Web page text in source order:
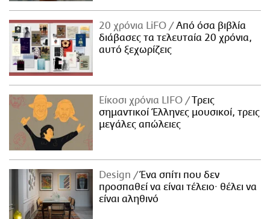
20 χρόνια LiFO
Από όσα βιβλία
διάβασες τα τελευταία 20 χρόνια,
αυτό ξεχωρίζεις
Είκοσι χρόνια LIFO
Tρεις
σημαντικοί Έλληνες μουσικοί, τρεις
μεγάλες απώλειες
Design
Ένα σπίτι που δεν
προσπαθεί να είναι τέλειο· θέλει να
είναι αληθινό